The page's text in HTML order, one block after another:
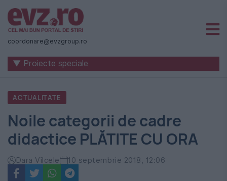
Știri
naționale
internaționale
România
-
Evenimentul
Zilei
coordonare@evzgroup.ro
▼ Proiecte speciale
ACTUALITATE
Noile categorii de cadre
didactice PLĂTITE CU ORA
Dara Vîlcele 10 septembrie 2018, 12:06